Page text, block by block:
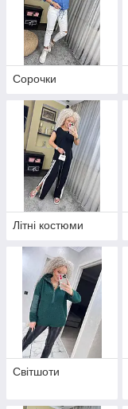
Сорочки
Літні костюми
Світшоти